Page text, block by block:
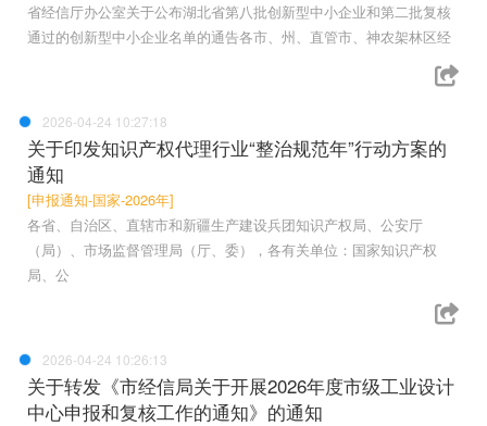
省经信厅办公室关于公布湖北省第八批创新型中小企业和第二批复核
通过的创新型中小企业名单的通告各市、州、直管市、神农架林区经
2026-04-24 10:27:18
关于印发知识产权代理行业“整治规范年”行动方案的
通知
[申报通知-国家-2026年]
各省、自治区、直辖市和新疆生产建设兵团知识产权局、公安厅
（局）、市场监督管理局（厅、委），各有关单位：国家知识产权
局、公
2026-04-24 10:26:13
关于转发《市经信局关于开展2026年度市级工业设计
中心申报和复核工作的通知》的通知